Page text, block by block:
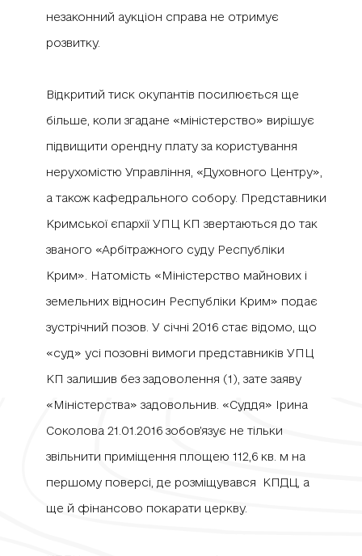
незаконний аукціон справа не отримує
розвитку.
Відкритий тиск окупантів посилюється ще
більше, коли згадане «міністерство» вирішує
підвищити орендну плату за користування
нерухомістю Управління, «Духовного Центру»,
а також кафедрального собору. Представники
Кримської єпархії УПЦ КП звертаються до так
званого «Арбітражного суду Республіки
Крим». Натомість «Міністерство майнових і
земельних відносин Республіки Крим» подає
зустрічний позов. У січні 2016 стає відомо, що
«суд» усі позовні вимоги представників УПЦ
КП залишив без задоволення (1), зате заяву
«Міністерства» задовольнив. «Суддя» Ірина
Соколова 21.01.2016 зобов’язує не тільки
звільнити приміщення площею 112,6 кв. м на
першому поверсі, де розміщувався КПДЦ, а
ще й фінансово покарати церкву.